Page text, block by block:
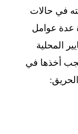
في حالات
عدة عوامل
المحلية
يجب أخذها في